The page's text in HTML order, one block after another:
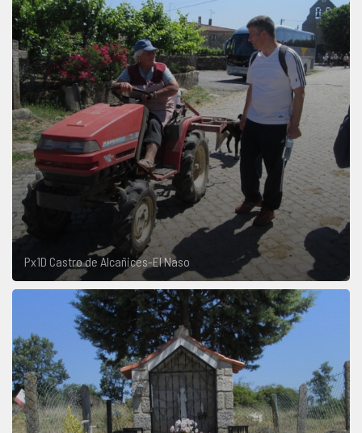
Px1D Castro de Alcañices-El Naso